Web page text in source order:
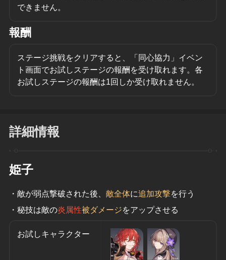
できません。
報酬
ステージ挑戦をクリアすると、「同心協力」イベン
ト画面でお試しステージの報酬を受け取れます。各
お試しステージの報酬は1回しか受け取れません。
詳細情報
姫子
・敵が弱点撃破された後、敵全体に追加攻撃を行う
・秘技は敵の炎属性被ダメージをアップさせる
お試しキャラクター